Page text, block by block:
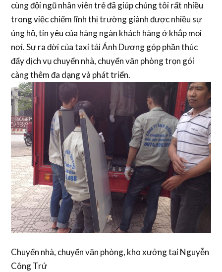
cùng đội ngũ nhân viên trẻ đã giúp chúng tôi rất nhiều
trong việc chiếm lĩnh thị trường giành được nhiều sự
ủng hộ, tin yêu của hàng ngàn khách hàng ở khắp mọi
nơi. Sự ra đời của taxi tải Ánh Dương góp phần thúc
đẩy dịch vụ chuyển nhà, chuyển văn phòng trọn gói
càng thêm đa dạng và phát triển.
Chuyển nhà, chuyển văn phòng, kho xưởng tại Nguyễn
Công Trứ